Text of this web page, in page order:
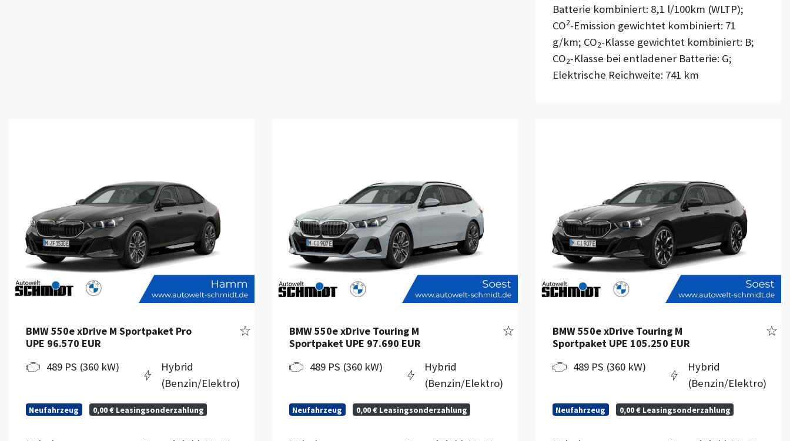
Batterie kombiniert: 8,1 l/100km (WLTP);
CO2-Emission gewichtet kombiniert: 71
g/km; CO2-Klasse gewichtet kombiniert: B;
CO2-Klasse bei entladener Batterie: G;
Elektrische Reichweite: 741 km
BMW 550e xDrive M Sportpaket Pro
UPE 96.570 EUR
Fahrzeug merken
489 PS (360 kW)
Hybrid
(Benzin/Elektro)
Neufahrzeug 0,00 € Leasingsonderzahlung
BMW 550e xDrive Touring M
Sportpaket UPE 97.690 EUR
Fahrzeug merken
489 PS (360 kW)
Hybrid
(Benzin/Elektro)
Neufahrzeug 0,00 € Leasingsonderzahlung
BMW 550e xDrive Touring M
Sportpaket UPE 105.250 EUR
489 PS (360 kW)
Hybrid
(Benzin/Elektro)
Neufahrzeug 0,00 € Leasingsonderzahlung